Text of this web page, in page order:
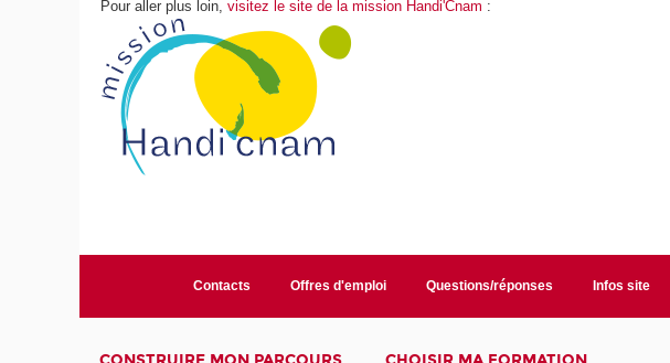
Pour aller plus loin,visitez le site de la mission Handi'Cnam :
Contacts Offres d'emploi Questions/réponses Infos site